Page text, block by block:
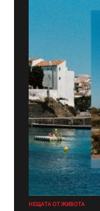
НЕЩАТА ОТ ЖИВОТА